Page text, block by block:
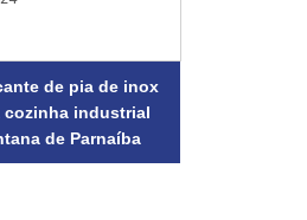
de pia de inox
cozinha industrial
de Parnaíba